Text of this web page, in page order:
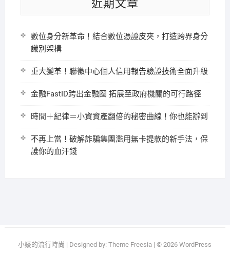
近期文章
數位身分新革命！結合數位憑證皮夾，打造跨界身分
識別架構
重大變革！聯徵中心個人信用報告驗證技術全面升級
金融FastID跨出金融圈 拓展至政府機關的可行路徑
時間＋紀律＝小資資產翻倍的秘密曲線！你也能辦到
不再上當！破解詐騙集團濫用無卡提款的新手法，保
護你的血汗錢
小婈的流行時尚 | Designed by:Theme Freesia | © 2026WordPress